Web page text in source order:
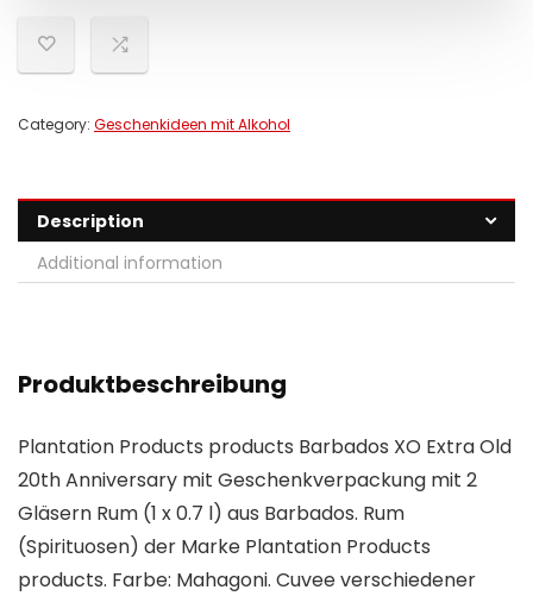
Category: Geschenkideen mit Alkohol
Description
Additional information
Produktbeschreibung
Plantation Products products Barbados XO Extra Old
20th Anniversary mit Geschenkverpackung mit 2
Gläsern Rum (1 x 0.7 l) aus Barbados. Rum
(Spirituosen) der Marke Plantation Products
products. Farbe: Mahagoni. Cuvee verschiedener